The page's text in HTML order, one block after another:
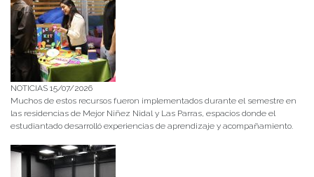
NOTICIAS 15/07/2026
Muchos de estos recursos fueron implementados durante el semestre en
las residencias de Mejor Niñez Nidal y Las Parras, espacios donde el
estudiantado desarrolló experiencias de aprendizaje y acompañamiento.